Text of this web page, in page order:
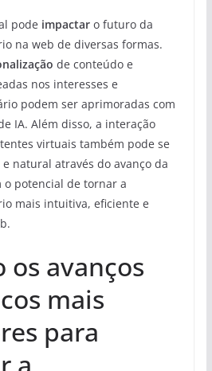
pode impactaro futuro da
na web de diversas formas.
de conteúdo e
nos interesses e
podem ser aprimoradas com
IA. Além disso, a interação
virtuais também pode se
natural através do avanço da
o potencial de tornar a
mais intuitiva, eficiente e
os avanços
mais
para
a